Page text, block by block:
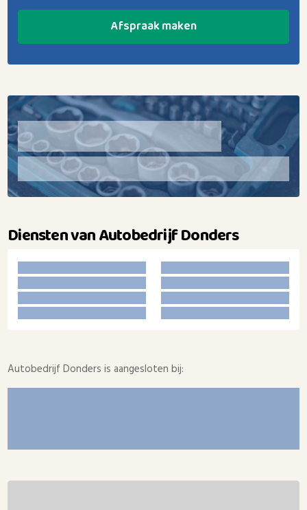
Afspraak maken
Diensten van Autobedrijf Donders
Autobedrijf Donders is aangesloten bij: